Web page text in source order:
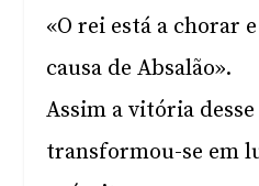
«O rei está a chorar
causa de Absalão».
Assim a vitória
transformou-se em